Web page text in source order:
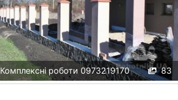
83
Комплексні роботи 0973219170